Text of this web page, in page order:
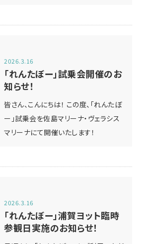
2026.3.16
「れんたぼー」試乗会開催のお
知らせ！
皆さん、こんにちは！ この度、「れんたぼ
ー」試乗会を佐島マリーナ・ヴェラシス
マリーナにて開催いたします！
2026.3.16
「れんたぼー」浦賀ヨット臨時
参観日実施のお知らせ！